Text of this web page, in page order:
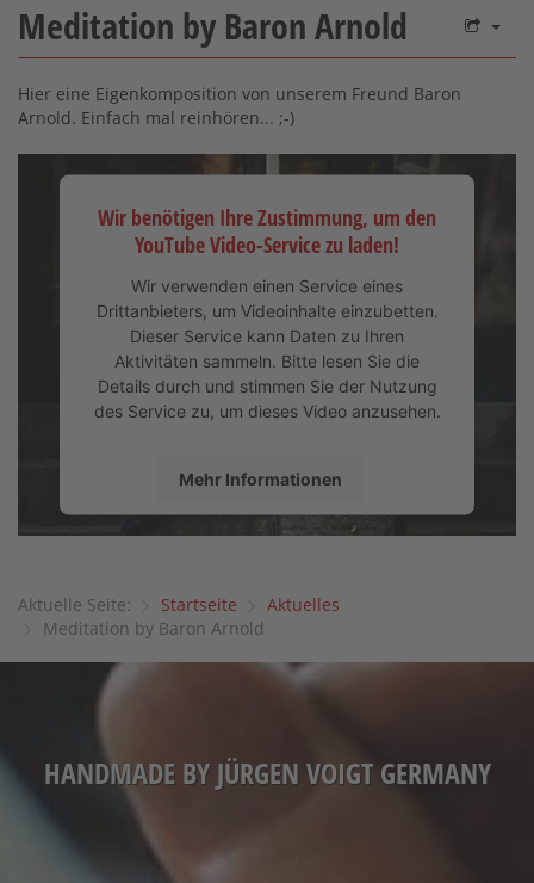
Meditation by Baron Arnold
Hier eine Eigenkomposition von unserem Freund Baron
Arnold. Einfach mal reinhören... ;-)
Wir benötigen Ihre Zustimmung, um den
YouTube Video-Service zu laden!
Wir verwenden einen Service eines
Drittanbieters, um Videoinhalte einzubetten.
Dieser Service kann Daten zu Ihren
Aktivitäten sammeln. Bitte lesen Sie die
Details durch und stimmen Sie der Nutzung
des Service zu, um dieses Video anzusehen.
Mehr Informationen
Akzeptieren
Management Platform&eRecht24
Aktuelle Seite: Startseite
Aktuelles
Meditation by Baron Arnold
HANDMADE BY JÜRGEN VOIGT GERMANY